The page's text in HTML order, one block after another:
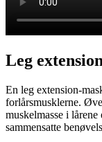
Leg
En leg extension-
forlårsmusklerne.
muskelmasse i
sammensatte